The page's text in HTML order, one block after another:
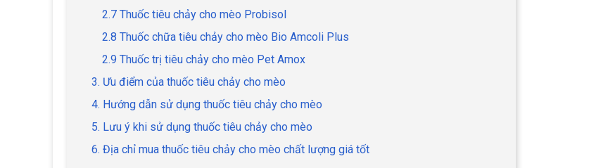
2.7 Thuốc tiêu chảy cho mèo Probisol
2.8 Thuốc chữa tiêu chảy cho mèo Bio Amcoli Plus
2.9 Thuốc trị tiêu chảy cho mèo Pet Amox
3. Ưu điểm của thuốc tiêu chảy cho mèo
4. Hướng dẫn sử dụng thuốc tiêu chảy cho mèo
5. Lưu ý khi sử dụng thuốc tiêu chảy cho mèo
6. Địa chỉ mua thuốc tiêu chảy cho mèo chất lượng giá tốt